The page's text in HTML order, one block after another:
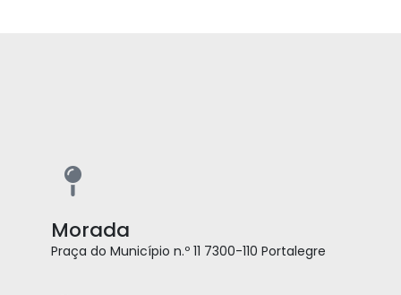
Morada
Praça do Município n.º 11 7300-110 Portalegre